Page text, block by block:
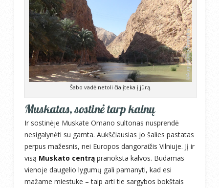
Šabo vadė netoli čia įteka į jūrą.
Muskatas, sostinė tarp kalnų
Ir sostinėje Muskate Omano sultonas nusprendė
nesigalynėti su gamta. Aukščiausias jo šalies pastatas
perpus mažesnis, nei Europos dangoraižis Vilniuje. Jį ir
visą Muskato centrą pranoksta kalvos. Būdamas
vienoje daugelio lygumų gali pamanyti, kad esi
mažame miestuke – taip arti tie sargybos bokštais